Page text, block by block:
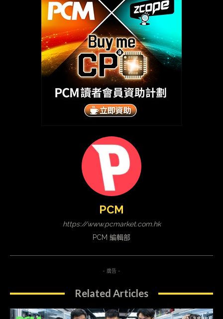
PCM
https://www.pcmarket.com.hk
PCM 編輯部
- 廣告 -
Related Articles